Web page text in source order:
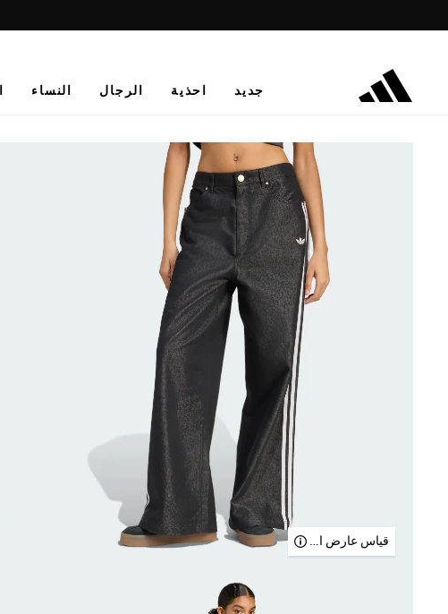
جديد احذية الرجال النساء
قياس عارض الأزياء